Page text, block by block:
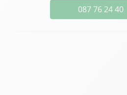
087 76 24 40